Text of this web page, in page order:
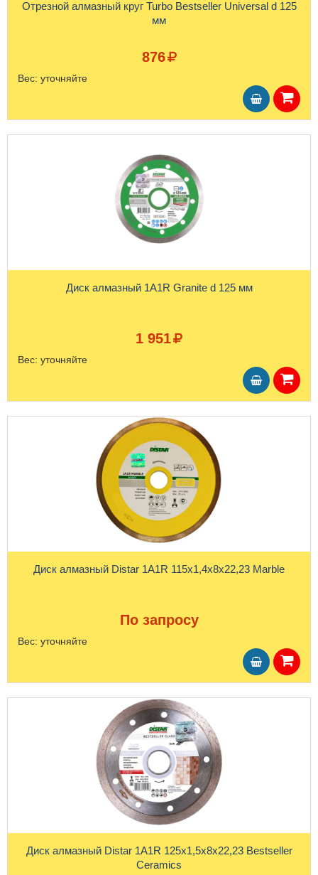
Отрезной алмазный круг Turbo Bestseller Universal d 125
мм
876
Вес: уточняйте
Диск алмазный 1A1R Granite d 125 мм
1 951
Вес: уточняйте
Диск алмазный Distar 1A1R 115x1,4x8x22,23 Marble
По запросу
Вес: уточняйте
Диск алмазный Distar 1A1R 125x1,5x8x22,23 Bestseller
Ceramics